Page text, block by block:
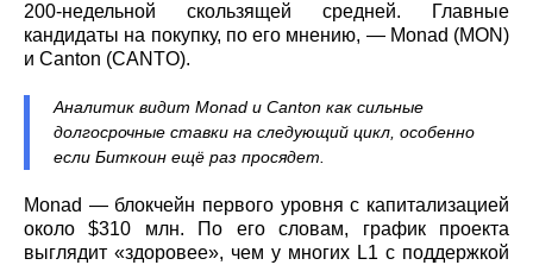
200-недельной скользящей средней. Главные
кандидаты на покупку, по его мнению, — Monad (MON)
и Canton (CANTO).
Аналитик видит Monad и Canton как сильные
долгосрочные ставки на следующий цикл, особенно
если Биткоин ещё раз просядет.
Monad — блокчейн первого уровня с капитализацией
около $310 млн. По его словам, график проекта
выглядит «здоровее», чем у многих L1 с поддержкой